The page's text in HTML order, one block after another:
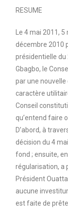
RESUME
Le 4 mai 2011,
décembre 2010
présidentielle
Gbagbo, le
par une
caractère
Conseil
qu’entend faire
D’abord, à
décision du 4
fond ; ensuite,
régularisation, a
Président
aucune
est faite de